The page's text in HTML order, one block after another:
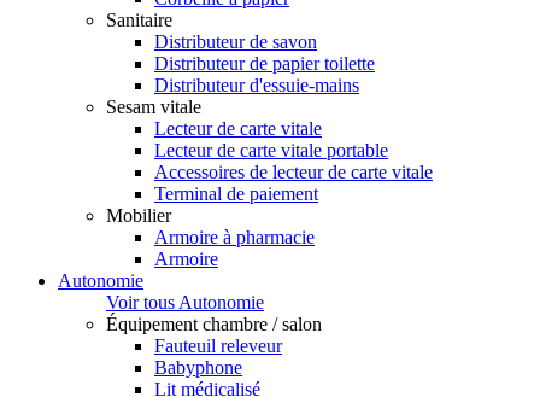
Sanitaire
Distributeur de savon
Distributeur de papier toilette
Distributeur d'essuie-mains
Sesam vitale
Lecteur de carte vitale
Lecteur de carte vitale portable
Accessoires de lecteur de carte vitale
Terminal de paiement
Mobilier
Armoire à pharmacie
Armoire
Autonomie
Voir tous Autonomie
Équipement chambre / salon
Fauteuil releveur
Babyphone
Lit médicalisé